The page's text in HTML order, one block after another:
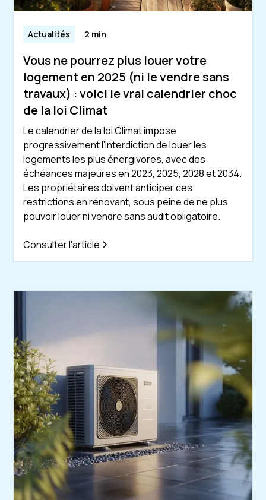
Actualités 2 min
Vous ne pourrez plus louer votre
logement en 2025 (ni le vendre sans
travaux) : voici le vrai calendrier choc
de la loi Climat
Le calendrier de la loi Climat impose
progressivement l’interdiction de louer les
logements les plus énergivores, avec des
échéances majeures en 2023, 2025, 2028 et 2034.
Les propriétaires doivent anticiper ces
restrictions en rénovant, sous peine de ne plus
pouvoir louer ni vendre sans audit obligatoire.
Consulter l'article